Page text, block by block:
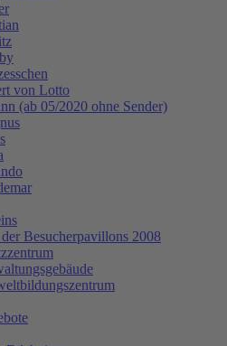
von Lotto
(ab 05/2020 ohne Sender)
Besucherpavillons 2008